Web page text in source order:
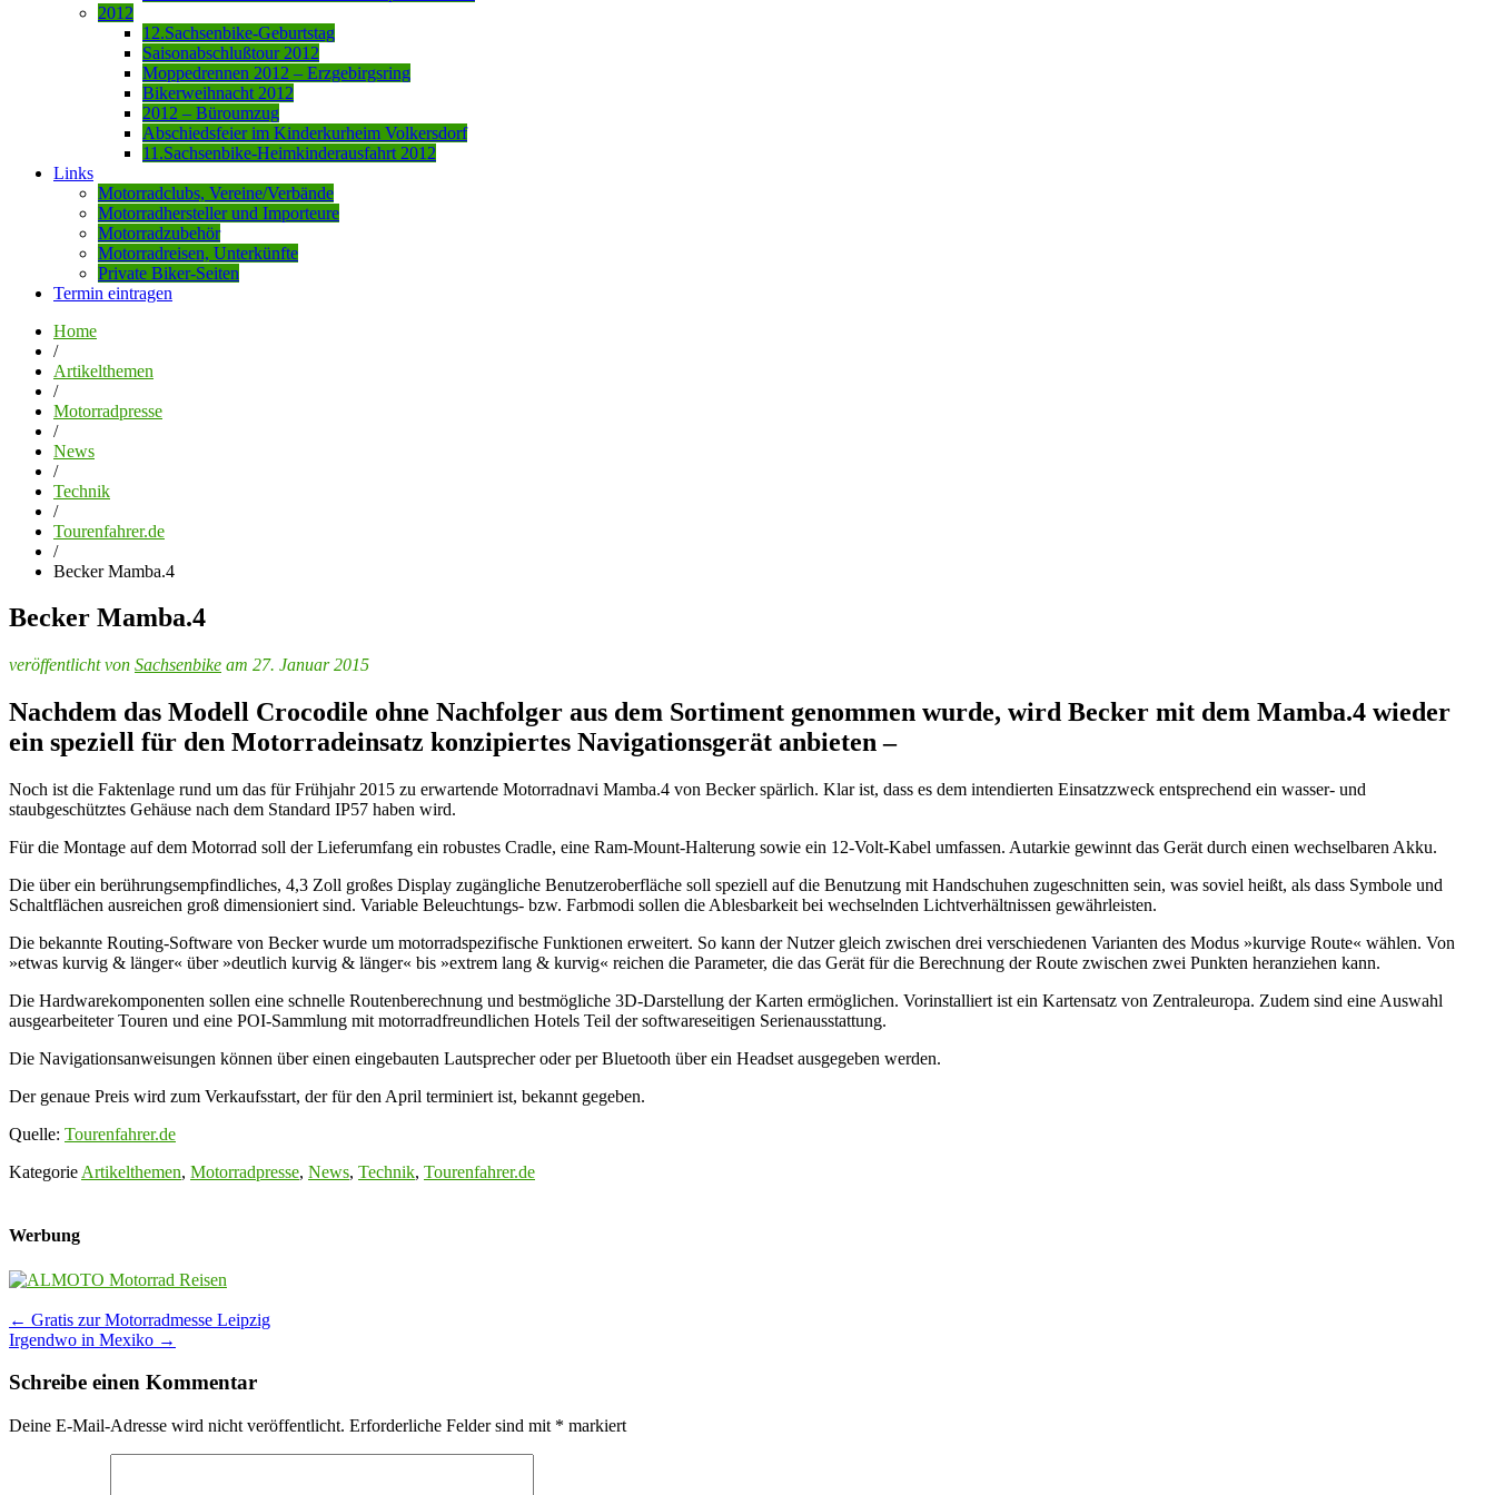
2012
12.Sachsenbike-Geburtstag
Saisonabschlußtour 2012
Moppedrennen 2012 – Erzgebirgsring
Bikerweihnacht 2012
2012 – Büroumzug
Abschiedsfeier im Kinderkurheim Volkersdorf
11.Sachsenbike-Heimkinderausfahrt 2012
Links
Motorradclubs, Vereine/Verbände
Motorradhersteller und Importeure
Motorradzubehör
Motorradreisen, Unterkünfte
Private Biker-Seiten
Termin eintragen
Home
/
Artikelthemen
/
Motorradpresse
/
News
/
Technik
/
Tourenfahrer.de
/
Becker Mamba.4
Becker Mamba.4
veröffentlicht von Sachsenbike am 27. Januar 2015
Nachdem das Modell Crocodile ohne Nachfolger aus dem Sortiment genommen wurde, wird Becker mit dem Mamba.4 wieder
ein speziell für den Motorradeinsatz konzipiertes Navigationsgerät anbieten –
Noch ist die Faktenlage rund um das für Frühjahr 2015 zu erwartende Motorradnavi Mamba.4 von Becker spärlich. Klar ist, dass es dem intendierten Einsatzzweck entsprechend ein wasser- und
staubgeschütztes Gehäuse nach dem Standard IP57 haben wird.
Für die Montage auf dem Motorrad soll der Lieferumfang ein robustes Cradle, eine Ram-Mount-Halterung sowie ein 12-Volt-Kabel umfassen. Autarkie gewinnt das Gerät durch einen wechselbaren Akku.
Die über ein berührungsempfindliches, 4,3 Zoll großes Display zugängliche Benutzeroberfläche soll speziell auf die Benutzung mit Handschuhen zugeschnitten sein, was soviel heißt, als dass Symbole und
Schaltflächen ausreichen groß dimensioniert sind. Variable Beleuchtungs- bzw. Farbmodi sollen die Ablesbarkeit bei wechselnden Lichtverhältnissen gewährleisten.
Die bekannte Routing-Software von Becker wurde um motorradspezifische Funktionen erweitert. So kann der Nutzer gleich zwischen drei verschiedenen Varianten des Modus »kurvige Route« wählen. Von
»etwas kurvig & länger« über »deutlich kurvig & länger« bis »extrem lang & kurvig« reichen die Parameter, die das Gerät für die Berechnung der Route zwischen zwei Punkten heranziehen kann.
Die Hardwarekomponenten sollen eine schnelle Routenberechnung und bestmögliche 3D-Darstellung der Karten ermöglichen. Vorinstalliert ist ein Kartensatz von Zentraleuropa. Zudem sind eine Auswahl
ausgearbeiteter Touren und eine POI-Sammlung mit motorradfreundlichen Hotels Teil der softwareseitigen Serienausstattung.
Die Navigationsanweisungen können über einen eingebauten Lautsprecher oder per Bluetooth über ein Headset ausgegeben werden.
Der genaue Preis wird zum Verkaufsstart, der für den April terminiert ist, bekannt gegeben.
Quelle: Tourenfahrer.de
Kategorie Artikelthemen, Motorradpresse, News, Technik, Tourenfahrer.de
Werbung
Post
navigation
← Gratis zur Motorradmesse Leipzig
Irgendwo in Mexiko →
Schreibe einen Kommentar
Deine E-Mail-Adresse wird nicht veröffentlicht. Erforderliche Felder sind mit * markiert